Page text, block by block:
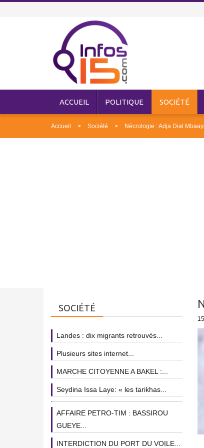
ACCUEIL POLITIQUE SOCIÉTÉ
Accueil Société Nécrologie : Adja Dial
SOCIÉTÉ
Landes : dix migrants retrouvés...
Plusieurs sites internet...
MARCHE CITOYENNE A BAKEL :...
Seydina Issa Laye: « les tarikhas...
AFFAIRE PETRO-TIM : BASSIROU
GUEYE...
INTERDICTION DU PORT DU VOILE...